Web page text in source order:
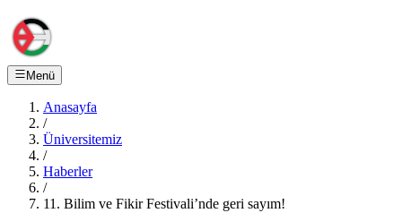
Menü
Anasayfa
/
Üniversitemiz
/
Haberler
/
11. Bilim ve Fikir Festivali’nde geri sayım!